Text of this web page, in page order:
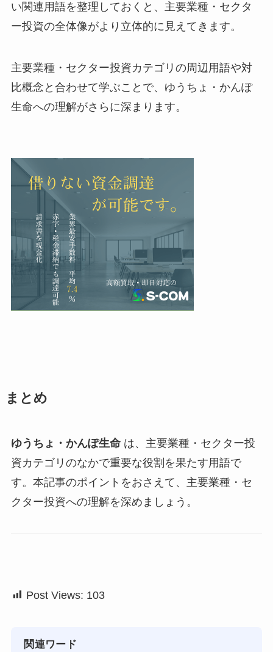
い関連用語を整理しておくと、主要業種・セクタ
ー投資の全体像がより立体的に見えてきます。
主要業種・セクター投資カテゴリの周辺用語や対
比概念と合わせて学ぶことで、ゆうちょ・かんぽ
生命への理解がさらに深まります。
まとめ
ゆうちょ・かんぽ生命は、主要業種・セクター投
資カテゴリのなかで重要な役割を果たす用語で
す。本記事のポイントをおさえて、主要業種・セ
クター投資への理解を深めましょう。
Post Views: 103
関連ワード